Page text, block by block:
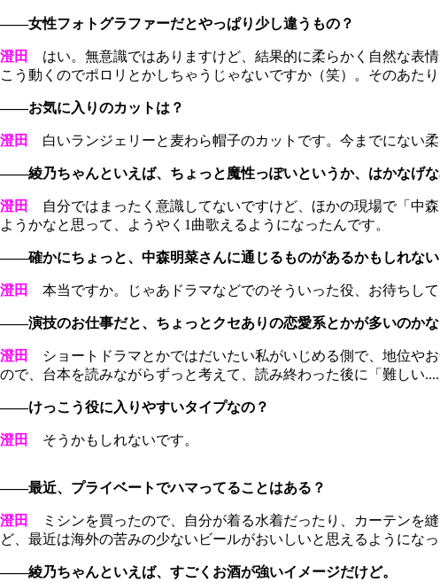
――女性フォトグラファーだとやっぱり少し違うもの？
澄田
はい。無意識ではありますけど、結果的に柔らかく自然な表
こう動くのでポロリとかしちゃうじゃないですか（笑）。そのあた
――お気に入りのカットは？
澄田 白いランジェリーと麦わら帽子のカットです。今までにない
――綾乃ちゃんといえば、ちょっと魔性っぽいというか、はかなげな
澄田
自分ではまったく意識してないですけど、ほかの現場で「中
ようかなと思って、ようやく1曲歌えるようになったんです。
――確かにちょっと、中森明菜さんに通じるものがあるかもしれな
澄田 本当ですか。じゃあドラマなどでのそういった役、お待ちして
――演技のお仕事だと、ちょっとクセありの恋愛系とかが多いのかな
澄田
ショートドラマとかではだいたい私がいじめる側で、地位や
ので、台本を読みながらずっと考えて、読み終わった後に「難しい
――けっこう役に入りやすいタイプなの？
澄田 そうかもしれないです。
――最近、プライベートでハマってることはある？
澄田
ミシンを買ったので、自分が着る水着だったり、カーテンを
ど、最近は海外の苦みの少ないビールがおいしいと思えるようにな
――綾乃ちゃんといえば、すごくお酒が強いイメージだけど。